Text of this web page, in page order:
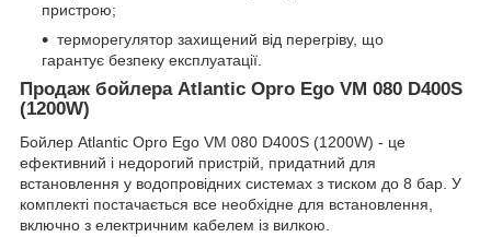
пристрою;
терморегулятор захищений від перегріву, що
гарантує безпеку експлуатації.
Продаж бойлера Atlantic Opro Ego VM 080 D400S
(1200W)
Бойлер Atlantic Opro Ego VM 080 D400S (1200W) - це
ефективний і недорогий пристрій, придатний для
встановлення у водопровідних системах з тиском до 8 бар. У
комплекті постачається все необхідне для встановлення,
включно з електричним кабелем із вилкою.